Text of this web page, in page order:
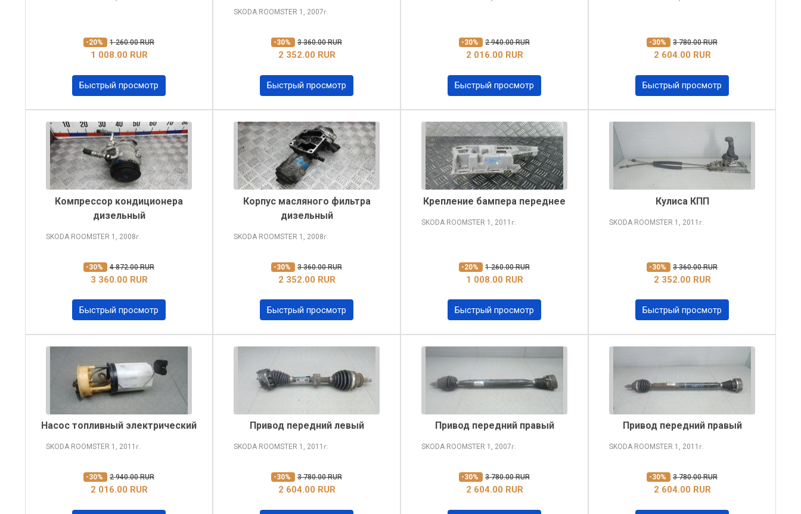
-20% 1 260.00 RUR
1 008.00 RUR
Быстрый просмотр
SKODA ROOMSTER 1, 2007г.
-30% 3 360.00 RUR
2 352.00 RUR
Быстрый просмотр
-30% 2 940.00 RUR
2 016.00 RUR
Быстрый просмотр
-30% 3 780.00 RUR
2 604.00 RUR
Быстрый просмотр
Компрессор кондиционера
дизельный
SKODA ROOMSTER 1, 2008г.
-30% 4 872.00 RUR
3 360.00 RUR
Быстрый просмотр
Корпус масляного фильтра
дизельный
SKODA ROOMSTER 1, 2008г.
-30% 3 360.00 RUR
2 352.00 RUR
Быстрый просмотр
Крепление бампера переднее
SKODA ROOMSTER 1, 2011 г.
-20% 1 260.00 RUR
1 008.00 RUR
Быстрый просмотр
Кулиса КПП
SKODA ROOMSTER 1, 2011 г.
-30% 3 360.00 RUR
2 352.00 RUR
Быстрый просмотр
Насос топливный электрический
SKODA ROOMSTER 1, 2011 г.
-30% 2 940.00 RUR
2 016.00 RUR
Привод передний левый
SKODA ROOMSTER 1, 2011 г.
-30% 3 780.00 RUR
2 604.00 RUR
Привод передний правый
SKODA ROOMSTER 1, 2007г.
-30% 3 780.00 RUR
2 604.00 RUR
Привод передний правый
SKODA ROOMSTER 1, 2011 г.
-30% 3 780.00 RUR
2 604.00 RUR